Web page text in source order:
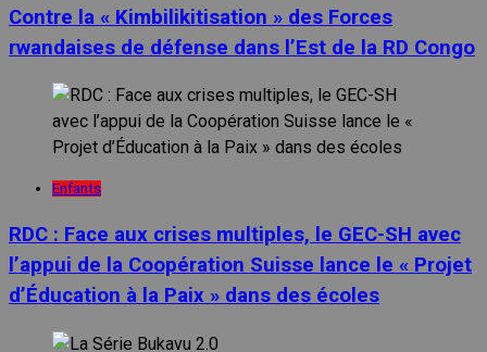
Contre la « Kimbilikitisation » des Forces
rwandaises de défense dans l’Est de la RD Congo
Enfants
RDC : Face aux crises multiples, le GEC-SH avec
l’appui de la Coopération Suisse lance le « Projet
d’Éducation à la Paix » dans des écoles